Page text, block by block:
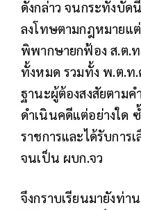
ดังกล่าว จนกระทั่งบัด
ลงโทษตามกฎหมายแต่
พิพากษายกฟ้อง ส.ต.
ทั้งหมด รวมทั้ง พ.ต.ท.
ฐานะผู้ต้องสงสัยตามค
ดำเนินคดีแต่อย่างใด
ราชการและได้รับกา
จนเป็น ผบก.จว
จึงกราบเรียนมายังท่า